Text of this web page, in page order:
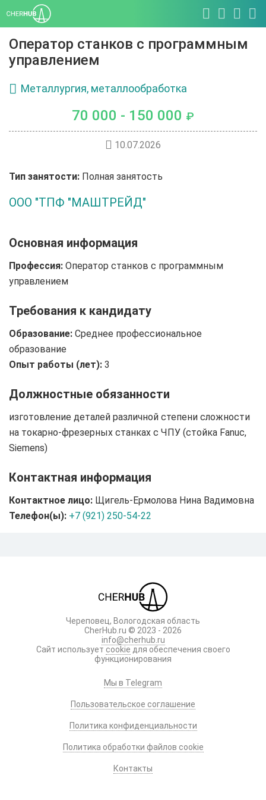
Оператор станков с программным
управлением
Металлургия, металлообработка
70 000 - 150 000 ₽
10.07.2026
Тип занятости: Полная занятость
ООО "ТПФ "МАШТРЕЙД"
Основная информация
Профессия: Оператор станков с программным
управлением
Требования к кандидату
Образование: Среднее профессиональное
образование
Опыт работы (лет): 3
Должностные обязанности
изготовление деталей различной степени сложности
на токарно-фрезерных станках с ЧПУ (стойка Fanuc,
Siemens)
Контактная информация
Контактное лицо: Щигель-Ермолова Нина Вадимовна
Телефон(ы): +7 (921) 250-54-22
Череповец, Вологодская область
CherHub.ru © 2023 - 2026
info@cherhub.ru
Сайт использует cookie для обеспечения своего
функционирования
Мы в Telegram
Пользовательское соглашение
Политика конфиденциальности
Политика обработки файлов cookie
Контакты